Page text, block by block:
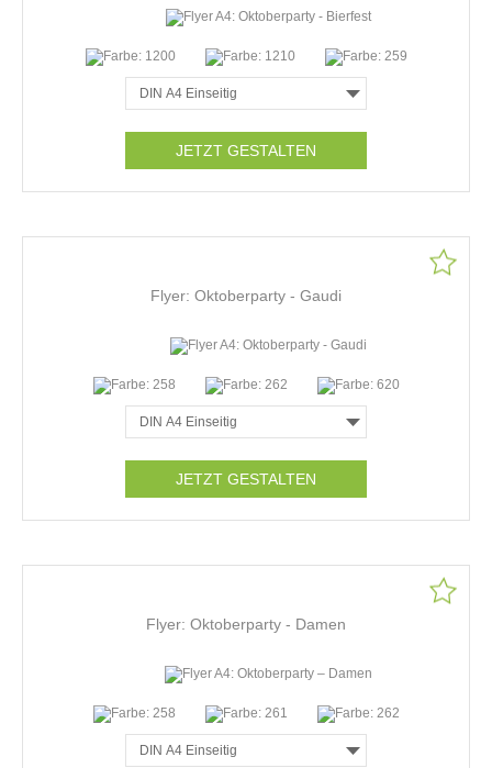
JETZT GESTALTEN
Flyer: Oktoberparty - Gaudi
JETZT GESTALTEN
Flyer: Oktoberparty - Damen